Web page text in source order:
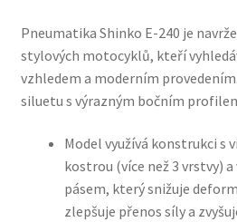
Pneumatika Shinko E-240 je
stylových motocyklů, kteří
vzhledem a moderním
siluetu s výrazným bočním
Model využívá konstrukci s
kostrou (více než 3 vrstvy)
pásem, který snižuje
zlepšuje přenos síly a